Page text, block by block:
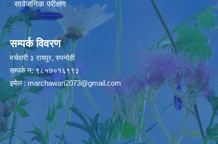
सार्वजनिक परीक्षण
सम्पर्क विवरण
मर्चवारी ३ रायपुर, रुपन्देही
सम्पर्क न: ९८५७०१६९९३
इमेल : marchawari2073@gmail.com